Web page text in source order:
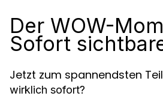
Der WOW-
Sofort
Jetzt zum spannendsten
wirklich sofort?